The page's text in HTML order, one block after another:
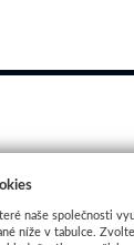
naše společnosti
níže v tabulce.